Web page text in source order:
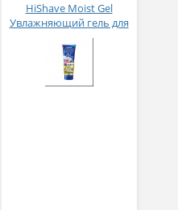
HiShave Moist Gel
Увлажняющий гель для
бритья с гиалуроновой
кислотой Q10 и
витамином А морской
аромат 230 г